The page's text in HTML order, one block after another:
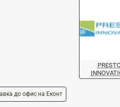
до офис на Еконт